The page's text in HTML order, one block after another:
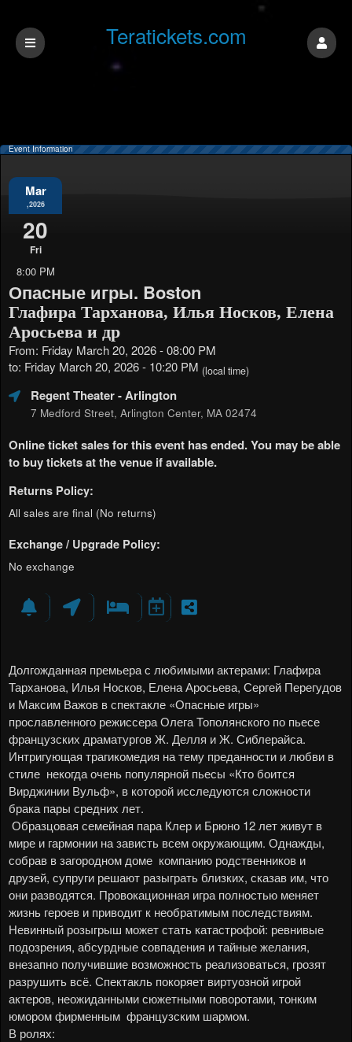
Teratickets.com
Event Information
Mar
,2026
20
Fri
8:00 PM
Опасные игры. Boston
Глафира Тарханова, Илья Носков, Елена
Аросьева и др
From: Friday March 20, 2026 - 08:00 PM
to: Friday March 20, 2026 - 10:20 PM (local time)
Regent Theater- Arlington
7 Medford Street, Arlington Center, MA 02474
Online ticket sales for this event has ended. You may be able
to buy tickets at the venue if available.
Returns Policy:
All sales are final (No returns)
Exchange / Upgrade Policy:
No exchange
Долгожданная премьера с любимыми актерами: Глафира
Тарханова, Илья Носков, Елена Аросьева, Сергей Перегудов
и Максим Важов в спектакле «Опасные игры»
прославленного режиссера Олега Тополянского по пьесе
французских драматургов Ж. Делля и Ж. Сиблерайса.
Интригующая трагикомедия на тему преданности и любви в
стиле некогда очень популярной пьесы «Кто боится
Вирджинии Вульф», в которой исследуются сложности
брака пары средних лет.
Образцовая семейная пара Клер и Брюно 12 лет живут в
мире и гармонии на зависть всем окружающим. Однажды,
собрав в загородном доме компанию родственников и
друзей, супруги решают разыграть близких, сказав им, что
они разводятся. Провокационная игра полностью меняет
жизнь героев и приводит к необратимым последствиям.
Невинный розыгрыш может стать катастрофой: ревнивые
подозрения, абсурдные совпадения и тайные желания,
внезапно получившие возможность реализоваться, грозят
разрушить всё. Спектакль покоряет виртуозной игрой
актеров, неожиданными сюжетными поворотами, тонким
юмором фирменным французским шармом.
В ролях: